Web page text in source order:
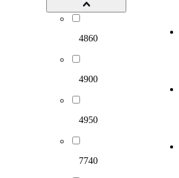
4860
4900
4950
7740